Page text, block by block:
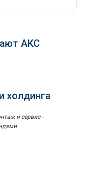
АКС
холдинга
и сервис -